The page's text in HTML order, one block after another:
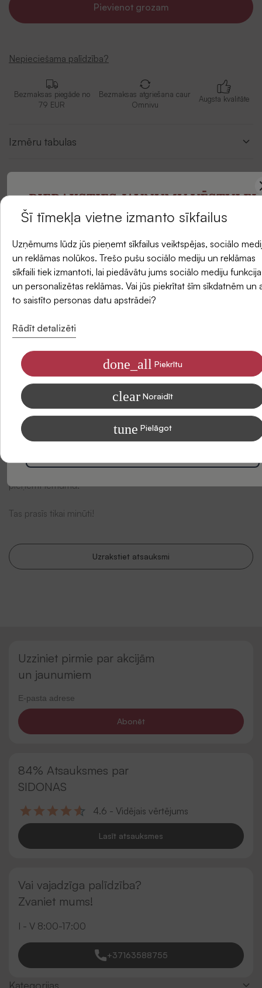
Pievienot grozam
Nepieciešama palīdzība?
Bezmaksas piegāde no
79 EUR
Bezmaksas atgriešana caur
Omnivu
Augsta kvalitāte
Izmēru tabulas
Apraksts
Atlikums veikalos
Piegādes metodes
Atsauksmes
viedoklis mums ir ļoti svarīgs un var palīdzēt citiem klientiem
pieņemt lēmumu.
Tas prasīs tikai minūti!
Uzrakstiet atsauksmi
Uzziniet pirmie par akcijām
un jaunumiem
Abonēt
84% Atsauksmes par
SIDONAS
4.6 - Vidējais vērtējums
Lasīt atsauksmes
Vai vajadzīga palīdzība?
Zvaniet mums!
I - V 8:00-17:00
+37163588755
Kategorijas
PIERAKSTIES JAUNUMU VĒSTULEI
pasūtījumam.
E-pasts
Piekrītu saņemt SIDONAS jaunumus savā e-pastā
Informāciju par to, kā apstrādājam Jūsu datus mārketinga nolūkiem,
lasiet mūsu Privātuma politikā
Šī tīmekļa vietne izmanto sīkfailus
Uzņēmums lūdz jūs pieņemt sīkfailus veiktspējas, sociālo
un reklāmas nolūkos. Trešo pušu sociālo mediju un reklāmas
sīkfaili tiek izmantoti, lai piedāvātu jums sociālo mediju
un personalizētas reklāmas. Vai jūs piekrītat šīm sīkdatnēm un
to saistīto personas datu apstrādei?
Rādīt detalizēti
done_all Piekrītu
clear Noraidīt
tune Pielāgot